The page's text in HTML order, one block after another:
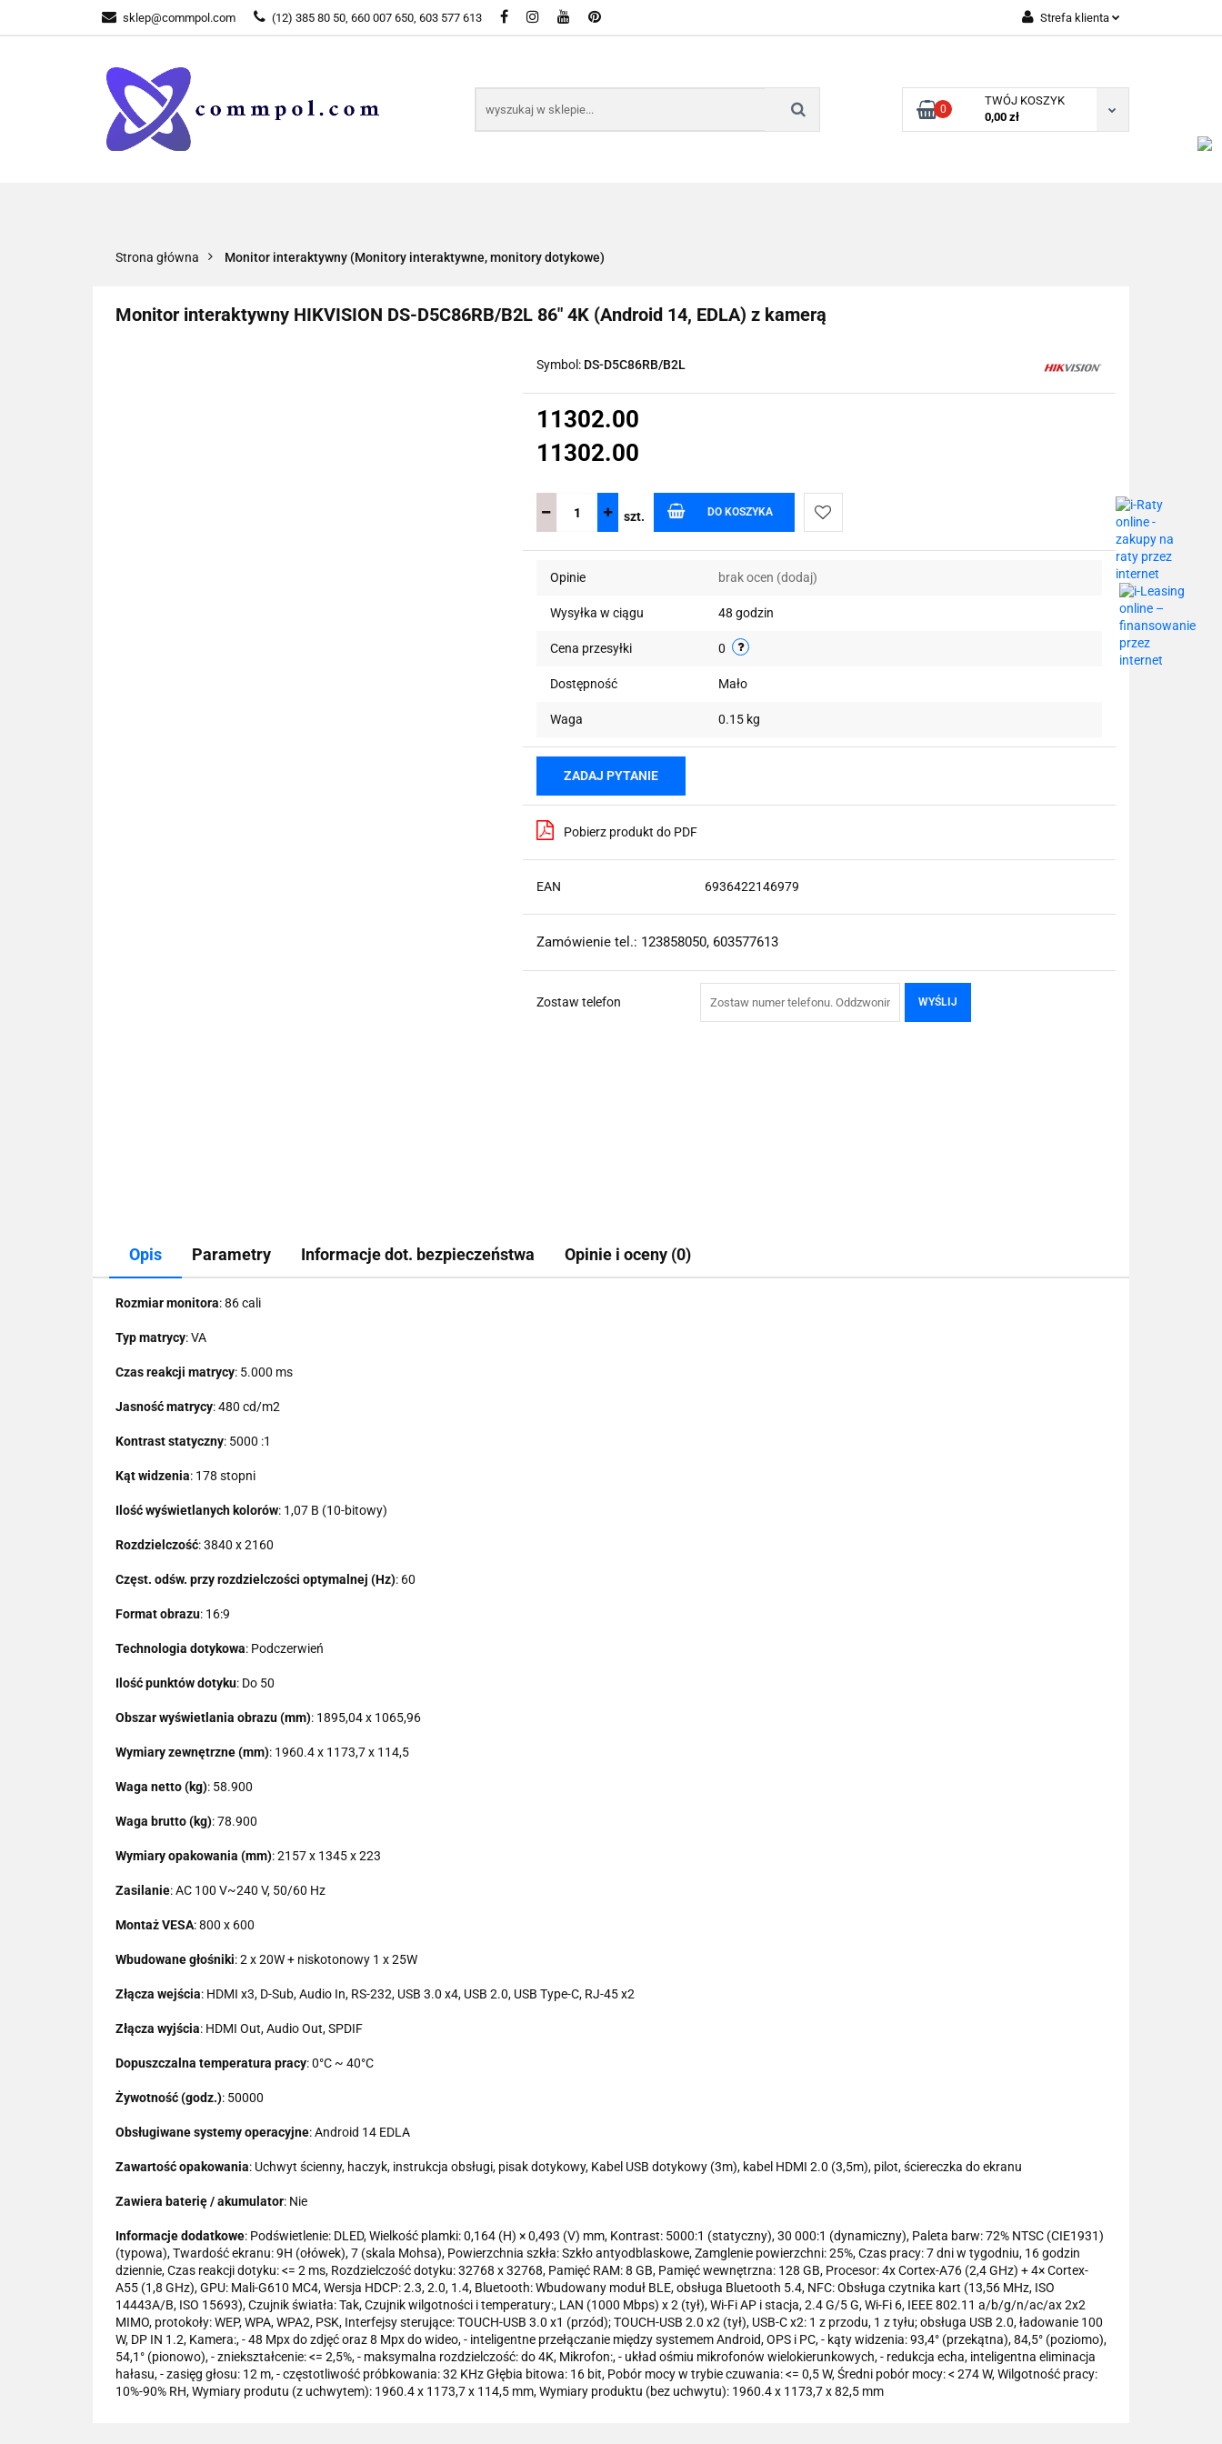
sklep@commpol.com (12) 385 80 50, 660 007 650, 603 577 613 Strefa klienta
Zarejestruj się
Dodaj zgłoszenie
0
TWÓJ KOSZYK
0,00 zł
WSZYSTKIE KATEGORIE DOSTĘPNE W SKLEPIE
Strona główna Monitor interaktywny (Monitory interaktywne, monitory dotykowe)
Monitor interaktywny HIKVISION DS-D5C86RB/B2L 86" 4K (Android 14, EDLA) z kamerą
Symbol: DS-D5C86RB/B2L
11302.00
11302.00
szt. DO KOSZYKA
Do
Opinie brak ocen (dodaj)
Wysyłka w ciągu 48 godzin
Cena przesyłki 0
Dostępność Mało
Waga 0.15 kg
ZADAJ PYTANIE
Pobierz produkt do PDF
EAN 6936422146979
Zamówienie tel.: 123858050, 603577613
Zostaw telefon WYŚLIJ
Opis Parametry Informacje dot. bezpieczeństwa Opinie i oceny (0)
Rozmiar monitora: 86 cali
Typ matrycy: VA
Czas reakcji matrycy: 5.000 ms
Jasność matrycy: 480 cd/m2
Kontrast statyczny: 5000 :1
Kąt widzenia: 178 stopni
Ilość wyświetlanych kolorów: 1,07 B (10-bitowy)
Rozdzielczość: 3840 x 2160
Częst. odśw. przy rozdzielczości optymalnej (Hz): 60
Format obrazu: 16:9
Technologia dotykowa: Podczerwień
Ilość punktów dotyku: Do 50
Obszar wyświetlania obrazu (mm): 1895,04 x 1065,96
Wymiary zewnętrzne (mm): 1960.4 x 1173,7 x 114,5
Waga netto (kg): 58.900
Waga brutto (kg): 78.900
Wymiary opakowania (mm): 2157 x 1345 x 223
Zasilanie: AC 100 V~240 V, 50/60 Hz
Montaż VESA: 800 x 600
Wbudowane głośniki: 2 x 20W + niskotonowy 1 x 25W
Złącza wejścia: HDMI x3, D-Sub, Audio In, RS-232, USB 3.0 x4, USB 2.0, USB Type-C, RJ-45 x2
Złącza wyjścia: HDMI Out, Audio Out, SPDIF
Dopuszczalna temperatura pracy: 0°C ~ 40°C
Żywotność (godz.): 50000
Obsługiwane systemy operacyjne: Android 14 EDLA
Zawartość opakowania: Uchwyt ścienny, haczyk, instrukcja obsługi, pisak dotykowy, Kabel USB dotykowy (3m), kabel HDMI 2.0 (3,5m), pilot, ściereczka do ekranu
Zawiera baterię / akumulator: Nie
Informacje dodatkowe: Podświetlenie: DLED, Wielkość plamki: 0,164 (H) × 0,493 (V) mm, Kontrast: 5000:1 (statyczny), 30 000:1 (dynamiczny), Paleta barw: 72% NTSC (CIE1931)
(typowa), Twardość ekranu: 9H (ołówek), 7 (skala Mohsa), Powierzchnia szkła: Szkło antyodblaskowe, Zamglenie powierzchni: 25%, Czas pracy: 7 dni w tygodniu, 16 godzin
dziennie, Czas reakcji dotyku: <= 2 ms, Rozdzielczość dotyku: 32768 x 32768, Pamięć RAM: 8 GB, Pamięć wewnętrzna: 128 GB, Procesor: 4x Cortex-A76 (2,4 GHz) + 4× Cortex-
A55 (1,8 GHz), GPU: Mali-G610 MC4, Wersja HDCP: 2.3, 2.0, 1.4, Bluetooth: Wbudowany moduł BLE, obsługa Bluetooth 5.4, NFC: Obsługa czytnika kart (13,56 MHz, ISO
14443A/B, ISO 15693), Czujnik światła: Tak, Czujnik wilgotności i temperatury:, LAN (1000 Mbps) x 2 (tył), Wi-Fi AP i stacja, 2.4 G/5 G, Wi-Fi 6, IEEE 802.11 a/b/g/n/ac/ax 2x2
MIMO, protokoły: WEP, WPA, WPA2, PSK, Interfejsy sterujące: TOUCH-USB 3.0 x1 (przód); TOUCH-USB 2.0 x2 (tył), USB-C x2: 1 z przodu, 1 z tyłu; obsługa USB 2.0, ładowanie 100
W, DP IN 1.2, Kamera:, - 48 Mpx do zdjęć oraz 8 Mpx do wideo, - inteligentne przełączanie między systemem Android, OPS i PC, - kąty widzenia: 93,4° (przekątna), 84,5° (poziomo),
54,1° (pionowo), - zniekształcenie: <= 2,5%, - maksymalna rozdzielczość: do 4K, Mikrofon:, - układ ośmiu mikrofonów wielokierunkowych, - redukcja echa, inteligentna eliminacja
hałasu, - zasięg głosu: 12 m, - częstotliwość próbkowania: 32 KHz Głębia bitowa: 16 bit, Pobór mocy w trybie czuwania: <= 0,5 W, Średni pobór mocy: < 274 W, Wilgotność pracy:
10%-90% RH, Wymiary produtu (z uchwytem): 1960.4 x 1173,7 x 114,5 mm, Wymiary produktu (bez uchwytu): 1960.4 x 1173,7 x 82,5 mm